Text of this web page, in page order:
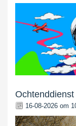
Ochtenddienst
16-08-2026 om